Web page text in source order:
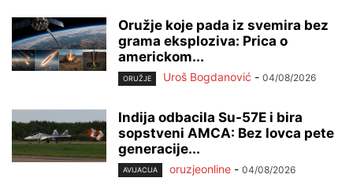
Oružje koje pada iz svemira bez
grama eksploziva: Prica o
americkom...
ORUŽJE Uroš Bogdanović - 04/08/2026
Indija odbacila Su-57E i bira
sopstveni AMCA: Bez lovca pete
generacije...
AVIJACIJA oruzjeonline - 04/08/2026